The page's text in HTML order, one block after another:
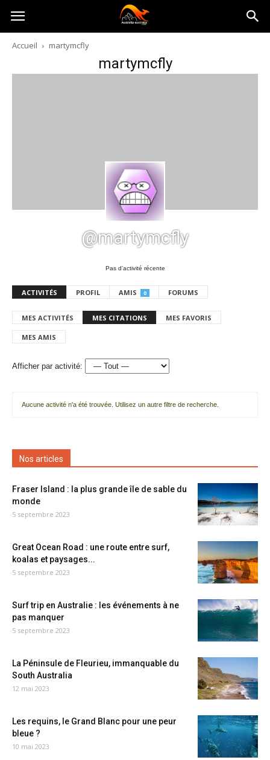
Australia-
australie.com
Accueil martymcfly
martymcfly
@martymcfly
Pas d’activité récente
ACTIVITÉS PROFIL AMIS 0 FORUMS
MES ACTIVITÉS MES CITATIONS MES FAVORIS
MES AMIS
Afficher par activité:
Aucune activité n'a été trouvée. Utilisez un autre filtre de recherche.
Nos articles
Fraser Island : la plus grande île de sable du
monde
5 septembre 2023
Great Ocean Road : une route entre surf,
koalas et paysages...
5 septembre 2023
Surf trip en Australie : les événements à ne
pas manquer
5 septembre 2023
La Péninsule de Fleurieu, immanquable du
South Australia
12 mai 2023
Les requins, le Grand Blanc pour une peur
bleue ?
10 mai 2023